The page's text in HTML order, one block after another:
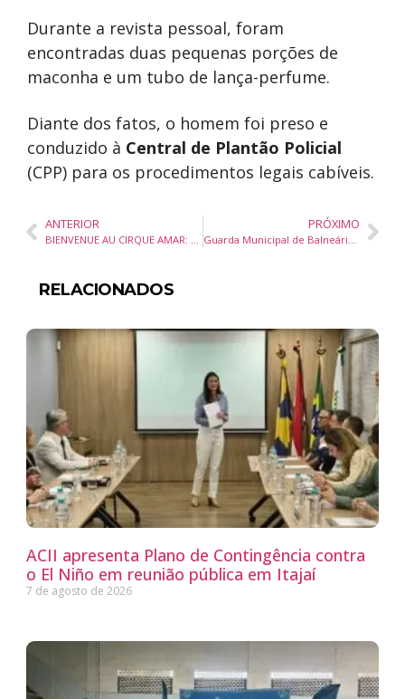
Durante a revista pessoal, foram
encontradas duas pequenas porções de
maconha e um tubo de lança-perfume.
Diante dos fatos, o homem foi preso e
conduzido à Central de Plantão Policial
(CPP) para os procedimentos legais cabíveis.
ANTERIOR
BIENVENUE AU CIRQUE AMAR: O MAIOR CIRCO DA AMÉRICA LATINA CHEGA PELA PRIMEIRA VEZ EM JOINVILLE, COM UMA MEGAESTRUTURA INÉDITA, AO LADO DO EXPOVILLE
PRÓXIMO
Guarda Municipal de Balneário Camboriú prende foragido do sistema prisional com mandado ativo
RELACIONADOS
ACII apresenta Plano de Contingência contra
o El Niño em reunião pública em Itajaí
7 de agosto de 2026